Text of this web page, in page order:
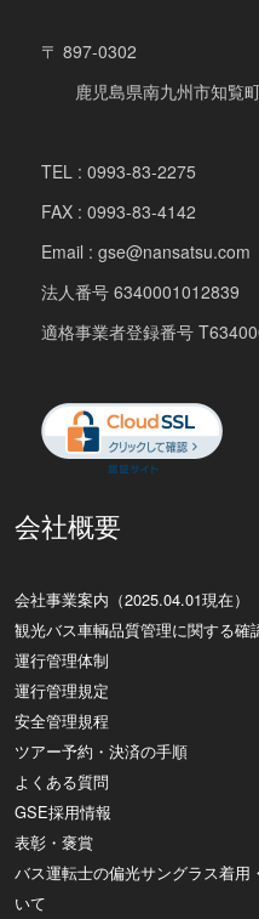
〒 897-0302
鹿児島県南九州市知覧
TEL : 0993-83-2275
FAX : 0993-83-4142
Email : gse@nansatsu.com
法人番号 6340001012839
適格事業者登録番号
会社概要
会社事業案内（2025.04.01現在）
観光バス車輌品質管理に関する確
運行管理体制
運行管理規定
安全管理規程
ツアー予約・決済の手順
よくある質問
GSE採用情報
表彰・褒賞
バス運転士の偏光サングラス着
いて